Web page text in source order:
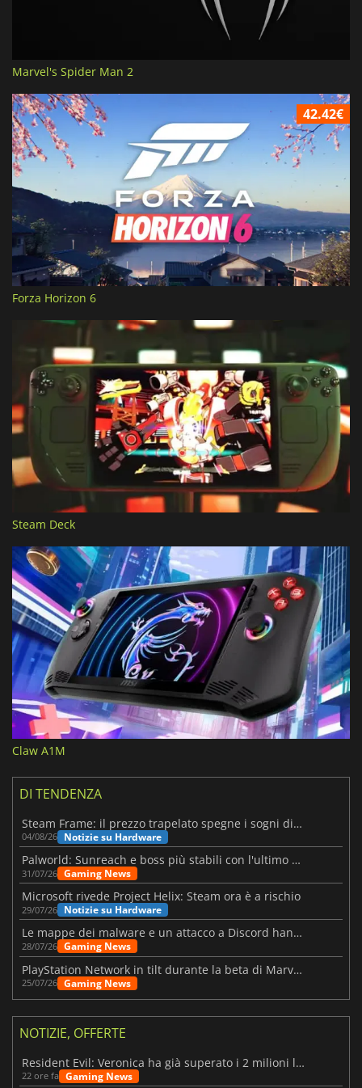
Marvel's Spider Man 2
42.42€
Forza Horizon 6
Steam Deck
Claw A1M
DI TENDENZA
Steam Frame: il prezzo trapelato spegne i sogni di un VR economico
04/08/26 Notizie su Hardware
Palworld: Sunreach e boss più stabili con l'ultimo update
31/07/26 Gaming News
Microsoft rivede Project Helix: Steam ora è a rischio
29/07/26 Notizie su Hardware
Le mappe dei malware e un attacco a Discord hanno colpito Meccha Chameleon
28/07/26 Gaming News
PlayStation Network in tilt durante la beta di Marvel Tōkon
25/07/26 Gaming News
NOTIZIE, OFFERTE
Resident Evil: Veronica ha già superato i 2 milioni liste dei desideri
22 ore fa Gaming News